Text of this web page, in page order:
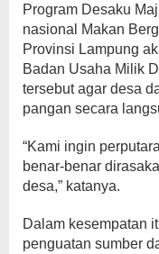
Program Desaku
nasional Makan
Provinsi Lampung
Badan Usaha Milik
tersebut agar desa
pangan secara
“Kami ingin
benar-benar
desa,” katanya.
Dalam kesempatan
penguatan sumber